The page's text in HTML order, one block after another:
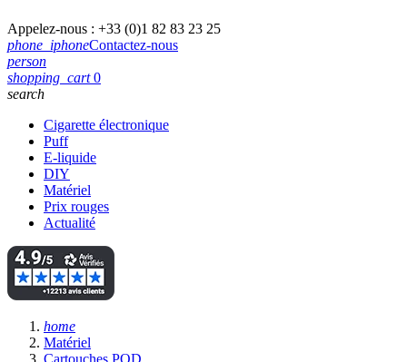
Appelez-nous : +33 (0)1 82 83 23 25
phone_iphoneContactez-nous
person
shopping_cart 0
search
Cigarette électronique
Puff
E-liquide
DIY
Matériel
Prix rouges
Actualité
home
Matériel
Cartouches POD